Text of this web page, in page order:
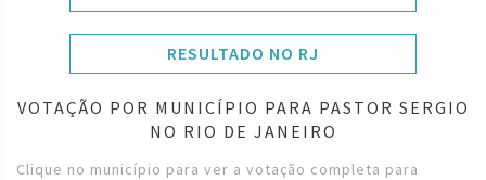
RESULTADO NO RJ
VOTAÇÃO POR MUNICÍPIO PARA PASTOR SERGIO
NO RIO DE JANEIRO
Clique no município para ver a votação completa para